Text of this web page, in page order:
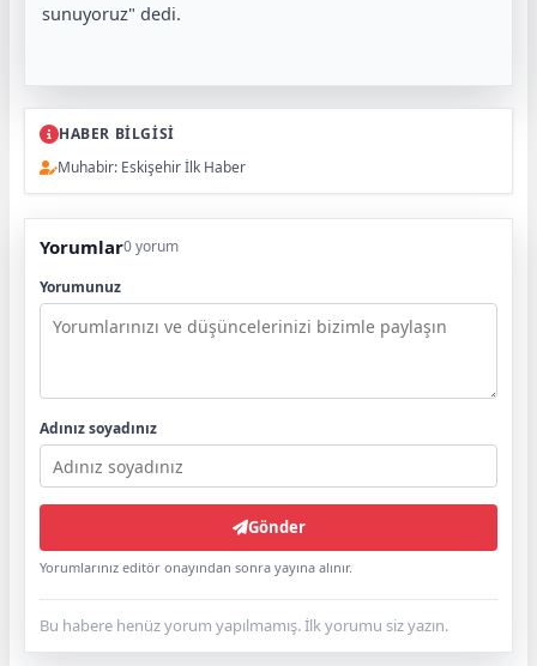
sunuyoruz" dedi.
HABER BİLGİSİ
Muhabir: Eskişehir İlk Haber
Yorumlar0 yorum
Yorumunuz
Adınız soyadınız
Gönder
Yorumlarınız editör onayından sonra yayına alınır.
Bu habere henüz yorum yapılmamış. İlk yorumu siz yazın.